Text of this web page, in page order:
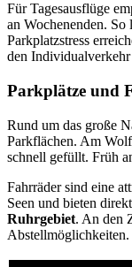
Für Tagesausflüge
an Wochenenden. So
Parkplatzstress
den Individualverkehr
Parkplätze und
Rund um das große
Parkflächen. Am
schnell gefüllt. Früh
Fahrräder sind eine
Seen und bieten
Ruhrgebiet. An den
Abstellmöglichkeiten.